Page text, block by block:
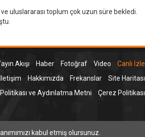
uluslararası toplum çok uzun süre bekledi.
Akışı Haber Fotoğraf Video
Canlı İzle
İletişim
Hakkımızda Frekanslar
Site Haritası
ve Aydınlatma Metni Çerez Politikası
kabul etmiş olursunuz.